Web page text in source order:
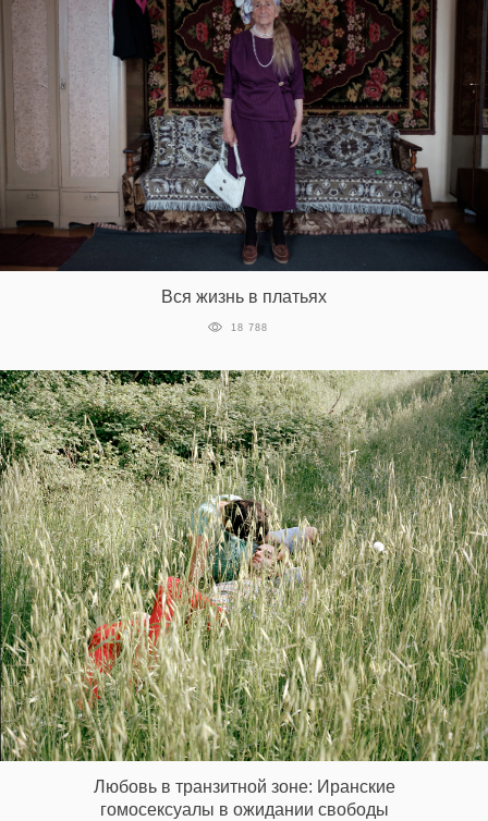
Вся жизнь в платьях
18 788
Любовь в транзитной зоне: Иранские
гомосексуалы в ожидании свободы